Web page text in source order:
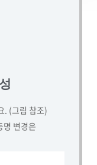
. (그림 참조)
명 변경은